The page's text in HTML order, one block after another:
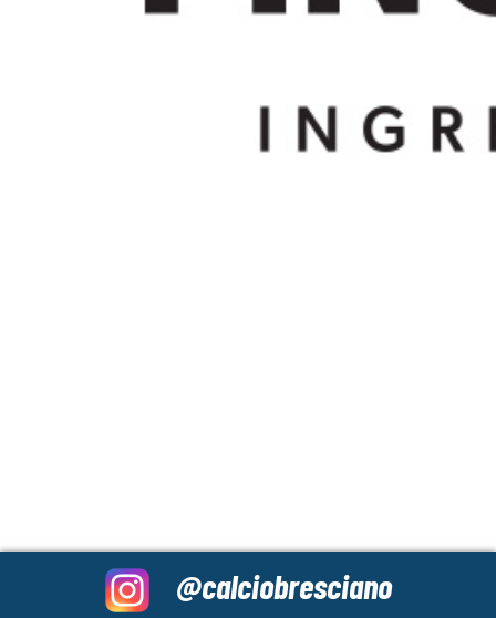
@calciobresciano